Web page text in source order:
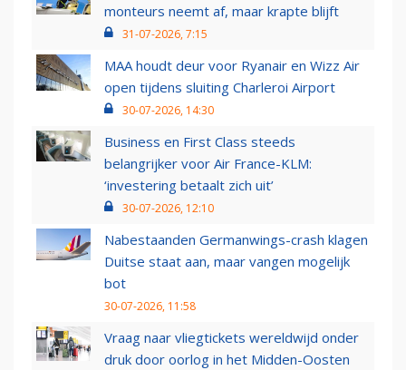
monteurs neemt af, maar krapte blijft
31-07-2026, 7:15
MAA houdt deur voor Ryanair en Wizz Air
open tijdens sluiting Charleroi Airport
30-07-2026, 14:30
Business en First Class steeds
belangrijker voor Air France-KLM:
‘investering betaalt zich uit’
30-07-2026, 12:10
Nabestaanden Germanwings-crash klagen
Duitse staat aan, maar vangen mogelijk
bot
30-07-2026, 11:58
Vraag naar vliegtickets wereldwijd onder
druk door oorlog in het Midden-Oosten